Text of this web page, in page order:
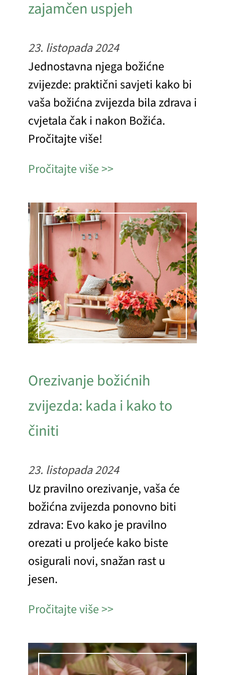
zajamčen uspjeh
23. listopada 2024
Jednostavna njega božićne
zvijezde: praktični savjeti kako bi
vaša božićna zvijezda bila zdrava i
cvjetala čak i nakon Božića.
Pročitajte više!
Pročitajte više
Orezivanje božićnih
zvijezda: kada i kako to
činiti
23. listopada 2024
Uz pravilno orezivanje, vaša će
božićna zvijezda ponovno biti
zdrava: Evo kako je pravilno
orezati u proljeće kako biste
osigurali novi, snažan rast u
jesen.
Pročitajte više